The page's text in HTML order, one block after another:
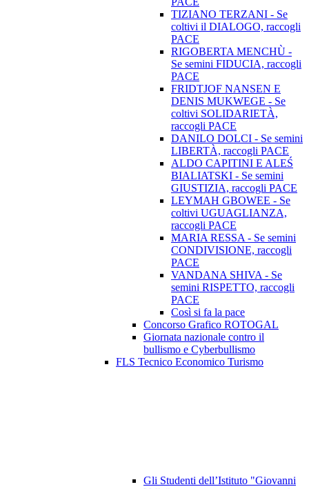
TIZIANO TERZANI - Se
coltivi il DIALOGO, raccogli
PACE
RIGOBERTA MENCHÙ -
Se semini FIDUCIA, raccogli
PACE
FRIDTJOF NANSEN E
DENIS MUKWEGE - Se
coltivi SOLIDARIETÀ,
raccogli PACE
DANILO DOLCI - Se semini
LIBERTÀ, raccogli PACE
ALDO CAPITINI E ALEŚ
BIALIATSKI - Se semini
GIUSTIZIA, raccogli PACE
LEYMAH GBOWEE - Se
coltivi UGUAGLIANZA,
raccogli PACE
MARIA RESSA - Se semini
CONDIVISIONE, raccogli
PACE
VANDANA SHIVA - Se
semini RISPETTO, raccogli
PACE
Così si fa la pace
Concorso Grafico ROTOGAL
Giornata nazionale contro il
bullismo e Cyberbullismo
FLS Tecnico Economico Turismo
Gli Studenti dell’Istituto "Giovanni